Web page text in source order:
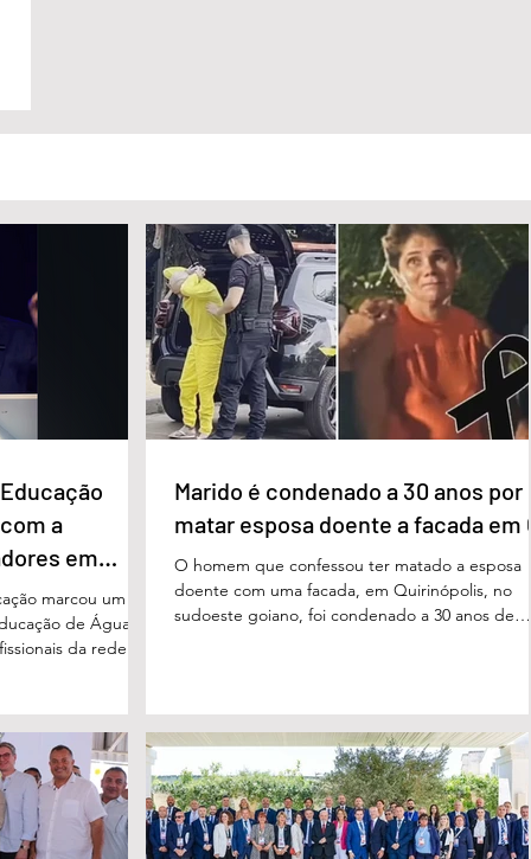
a
em
marcou um
de Águas
da rede
das futuras
municipal
destacou que o
aos
um
Marido é condenado a 30 anos por
matar esposa doente a facada em
O homem que confessou ter matado a esposa
doente com uma facada, em Quirinópolis, no
sudoeste goiano, foi condenado a 30 anos de
Acidente Vascular Cerebral (AVC) e estava em
condição de fragilidade física. De acordo com o
processo, Cléria foi morta com um único golpe
faca no pescoço, enquanto estava no quarto
repousando, desferido pelo